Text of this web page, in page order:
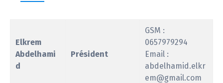
Elkrem
Abdelhami
d
Président
GSM :
0657979294
Email :
abdelhamid.elkr
em@gmail.com